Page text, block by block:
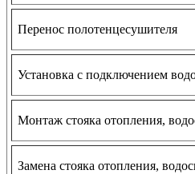
Перенос полотенцесушителя
Установка с подключением
Монтаж стояка отопления,
Замена стояка отопления,